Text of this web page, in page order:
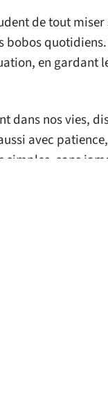
de tout
quotidiens.
en gardant
dans nos vies,
avec
sans